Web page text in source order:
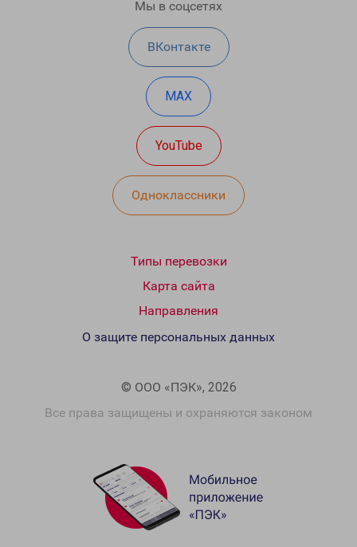
Мы в соцсетях
ВКонтакте
MAX
YouTube
Одноклассники
Типы перевозки
Карта сайта
Направления
© ООО «ПЭК», 2026
Все права защищены и охраняются законом
О защите персональных данных